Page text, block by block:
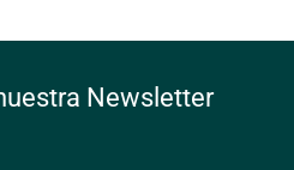
Newsletter